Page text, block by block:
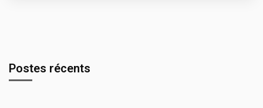
Postes récents